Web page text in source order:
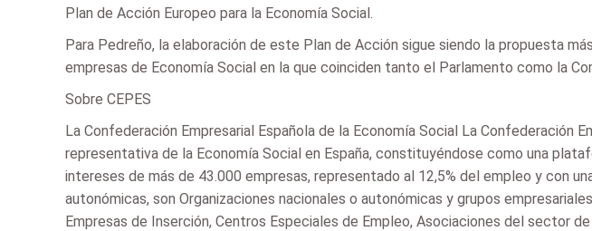
Plan de Acción Europeo para la Economía Social.
Para Pedreño, la elaboración de este Plan de Acción sigue siendo la propuesta
empresas de Economía Social en la que coinciden tanto el Parlamento como la
Sobre CEPES
La Confederación Empresarial Española de la Economía Social La Confederación
representativa de la Economía Social en España, constituyéndose como una
intereses de más de 43.000 empresas, representado al 12,5% del empleo y con
autonómicas, son Organizaciones nacionales o autonómicas y grupos
Empresas de Inserción, Centros Especiales de Empleo, Asociaciones del sector